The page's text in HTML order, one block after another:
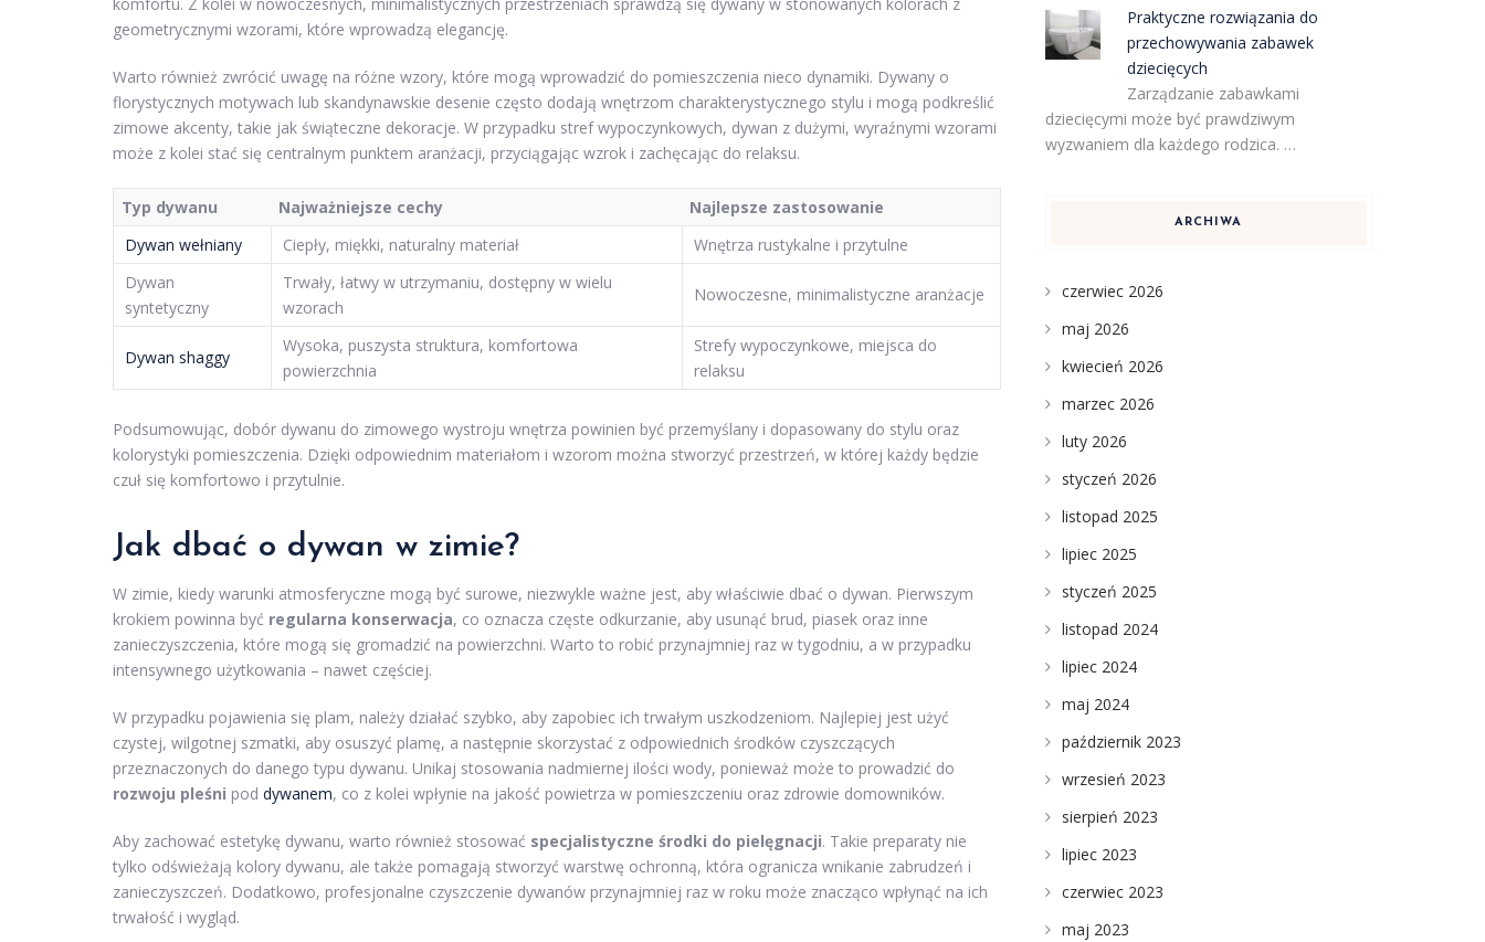
geometrycznymi wzorami, które wprowadzą elegancję.
Warto również zwrócić uwagę na różne wzory, które mogą wprowadzić do pomieszczenia nieco dynamiki. Dywany o
florystycznych motywach lub skandynawskie desenie często dodają wnętrzom charakterystycznego stylu i mogą podkreślić
zimowe akcenty, takie jak świąteczne dekoracje. W przypadku stref wypoczynkowych, dywan z dużymi, wyraźnymi wzorami
może z kolei stać się centralnym punktem aranżacji, przyciągając wzrok i zachęcając do relaksu.
Typ dywanu Najważniejsze cechy
Najlepsze zastosowanie
Dywan wełniany
Ciepły, miękki, naturalny materiał
Wnętrza rustykalne i przytulne
Dywan
syntetyczny
Trwały, łatwy w utrzymaniu, dostępny w wielu
wzorach
Nowoczesne, minimalistyczne aranżacje
Dywan shaggy
Wysoka, puszysta struktura, komfortowa
powierzchnia
Strefy wypoczynkowe, miejsca do
relaksu
Podsumowując, dobór dywanu do zimowego wystroju wnętrza powinien być przemyślany i dopasowany do stylu oraz
kolorystyki pomieszczenia. Dzięki odpowiednim materiałom i wzorom można stworzyć przestrzeń, w której każdy będzie
czuł się komfortowo i przytulnie.
Jak dbać o dywan w zimie?
W zimie, kiedy warunki atmosferyczne mogą być surowe, niezwykle ważne jest, aby właściwie dbać o dywan. Pierwszym
krokiem powinna być regularna konserwacja, co oznacza częste odkurzanie, aby usunąć brud, piasek oraz inne
zanieczyszczenia, które mogą się gromadzić na powierzchni. Warto to robić przynajmniej raz w tygodniu, a w przypadku
intensywnego użytkowania – nawet częściej.
W przypadku pojawienia się plam, należy działać szybko, aby zapobiec ich trwałym uszkodzeniom. Najlepiej jest użyć
czystej, wilgotnej szmatki, aby osuszyć plamę, a następnie skorzystać z odpowiednich środków czyszczących
przeznaczonych do danego typu dywanu. Unikaj stosowania nadmiernej ilości wody, ponieważ może to prowadzić do
rozwoju pleśni pod dywanem, co z kolei wpłynie na jakość powietrza w pomieszczeniu oraz zdrowie domowników.
Aby zachować estetykę dywanu, warto również stosować specjalistyczne środki do pielęgnacji. Takie preparaty nie
tylko odświeżają kolory dywanu, ale także pomagają stworzyć warstwę ochronną, która ogranicza wnikanie zabrudzeń i
zanieczyszczeń. Dodatkowo, profesjonalne czyszczenie dywanów przynajmniej raz w roku może znacząco wpłynąć na ich
trwałość i wygląd.
Praktyczne rozwiązania do
przechowywania zabawek
dziecięcych
Zarządzanie zabawkami
dziecięcymi może być prawdziwym
wyzwaniem dla każdego rodzica. …
ARCHIWA
czerwiec 2026
maj 2026
kwiecień 2026
marzec 2026
luty 2026
styczeń 2026
listopad 2025
lipiec 2025
styczeń 2025
listopad 2024
lipiec 2024
maj 2024
październik 2023
wrzesień 2023
sierpień 2023
lipiec 2023
czerwiec 2023
maj 2023